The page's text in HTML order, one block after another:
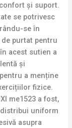
și suport.
se potrivesc
se în
purtat pentru
acest sutien a
și
a menține
fizice.
me1523 a fost,
uniform
asupra